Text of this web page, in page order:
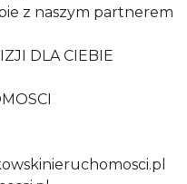
z naszym partnerem
DLA CIEBIE